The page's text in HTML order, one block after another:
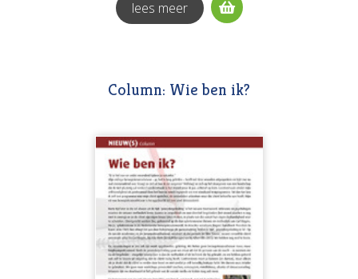
lees meer
Column: Wie ben ik?